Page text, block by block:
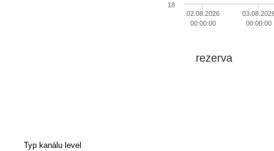
02.08.2026
00:00:00
00:00:00
18
Typ kanálu level
rezerva